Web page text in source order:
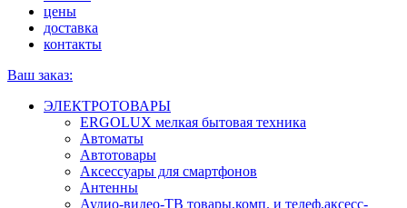
цены
доставка
контакты
Ваш заказ:
ЭЛЕКТРОТОВАРЫ
ERGOLUX мелкая бытовая техника
Автоматы
Автотовары
Аксессуары для смартфонов
Антенны
Аудио-видео-ТВ товары,комп. и телеф.аксесс-